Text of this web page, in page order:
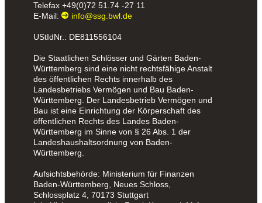
Telefax +49(0)72 51.74 -27 11
E-Mail:
info@ssg.bwl.de
UStIdNr.: DE811556104
Die Staatlichen Schlösser und Gärten Baden-
Württemberg sind eine nicht rechtsfähige Anstalt
des öffentlichen Rechts innerhalb des
Landesbetriebs Vermögen und Bau Baden-
Württemberg. Der Landesbetrieb Vermögen und
Bau ist eine Einrichtung der Körperschaft des
öffentlichen Rechts des Landes Baden-
Württemberg im Sinne von § 26 Abs. 1 der
Landeshaushaltsordnung von Baden-
Württemberg.
Aufsichtsbehörde: Ministerium für Finanzen
Baden-Württemberg, Neues Schloss,
Schlossplatz 4, 70173 Stuttgart